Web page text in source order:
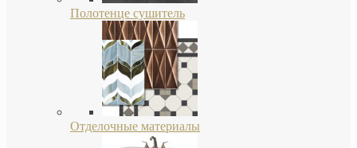
Полотенце сушитель
Отделочные материалы